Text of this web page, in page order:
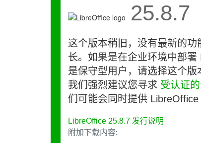
25.8.7
这个版本稍旧，没有最新的功
长。如果是在企业环境中部
是保守型用户，请选择这个版
我们强烈建议您寻求 受认证
们可能会同时提供 LibreOffice
LibreOffice 25.8.7 发行说明
附加下载内容: